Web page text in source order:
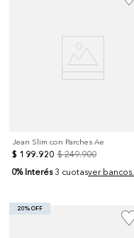
Jean Slim con Parches Ae
$ 199.920 $ 249.900
0% Interés 3 cuotasver bancos.
20% OFF